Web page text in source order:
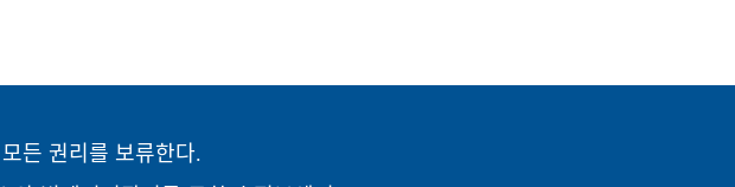
든 권리를 보류한다.